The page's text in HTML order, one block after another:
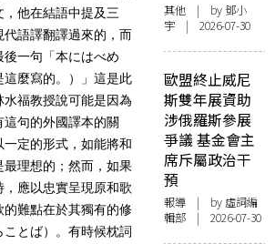
他在結語中提及三
語譯翻譯過來的，而
一句「本にはべめ
麼寫的。）」這是此
福教授說可能是因為
句的外國譯本的關
定的形式，如能將和
理想的；然而，如果
應以忠實呈現原和歌
難點在於其獨有的修
とば）。有時候枕詞
其他 | by 鄧小
宇 | 2026-07-30
歐盟終止威尼
斯雙年展資助
涉俄羅斯參展
爭議 基金會主
席斥屬政治干
預
報導 | by 虛詞編
輯部 | 2026-07-30